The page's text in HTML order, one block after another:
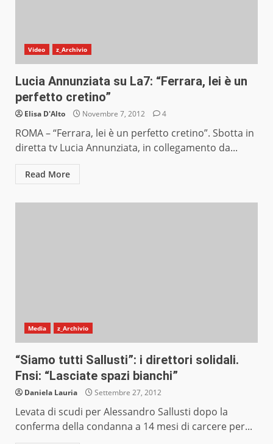
Video z_Archivio
Lucia Annunziata su La7: “Ferrara, lei è un
perfetto cretino”
Elisa D'Alto Novembre 7, 2012 4
ROMA – “Ferrara, lei è un perfetto cretino”. Sbotta in
diretta tv Lucia Annunziata, in collegamento da...
Read More
Media z_Archivio
“Siamo tutti Sallusti”: i direttori solidali.
Fnsi: “Lasciate spazi bianchi”
Daniela Lauria Settembre 27, 2012
Levata di scudi per Alessandro Sallusti dopo la
conferma della condanna a 14 mesi di carcere per...